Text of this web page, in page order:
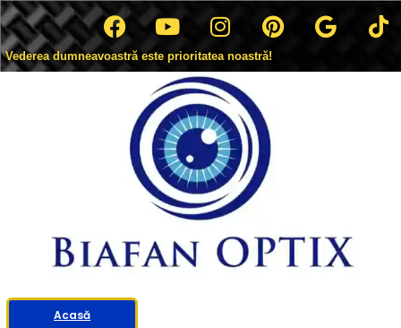
Vederea dumneavoastră este prioritatea noastră!
Acasă